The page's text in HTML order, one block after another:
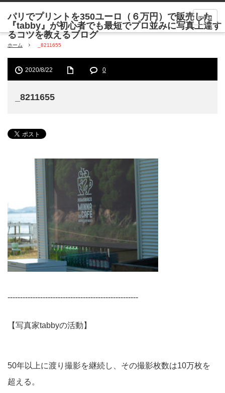
menu
ホーム _8211655
2020/8/22 0
_8211655
----------------------------------------------------
【写真家tabbyの活動】
50年以上に渡り撮影を継続し、その撮影枚数は10万枚を
超える。